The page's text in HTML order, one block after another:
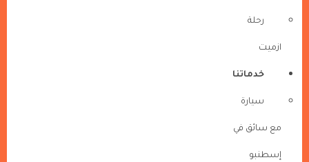
رحلة
ازميت
خدماتنا
سيارة
مع سائق في
إسطنبو